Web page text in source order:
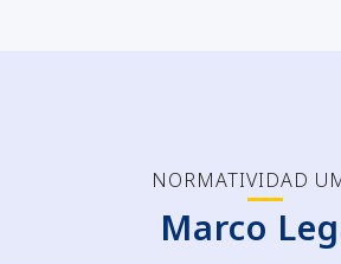
NORMATIVIDAD
Marco